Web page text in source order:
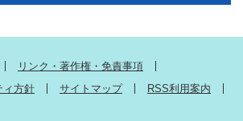
リンク・著作権・免責事項
ィ方針
サイトマップ
RSS利用案内